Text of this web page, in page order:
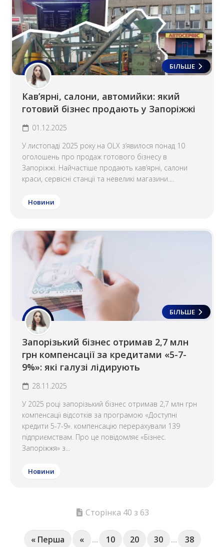
БІЛЬШЕ
Кав’ярні, салони, автомийки: який
готовий бізнес продають у Запоріжжі
01.12.2025
У листопаді 2025 року на OLX з’явилося понад 10
оголошень про продаж готового бізнесу в
Запоріжжі. Найчастіше продають кав’ярні, салони
краси, сервісні станції та невеликі магазини....
Новини
БІЛЬШЕ
Запорізький бізнес отримав 2,7 млн
грн компенсації за кредитами «5-7-
9%»: які галузі лідирують
28.11.2025
У 2025 році запорізький бізнес отримав 2,7 млн грн
компенсації відсотків за програмою «Доступні
кредити 5-7-9». компенсацію перерахували 139
підприємствам. Про це повідомляє «Бізнес.
Запоріжжя» з...
Новини
Сторінка 40 з 63
« Перша « ... 10 20 30 ... 38